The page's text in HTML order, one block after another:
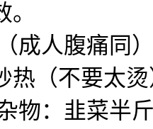
成人腹痛同
热（不要太
物：韭菜半